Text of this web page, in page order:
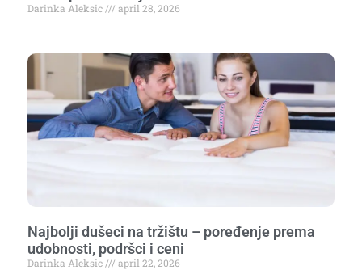
Darinka Aleksic april 28, 2026
Najbolji dušeci na tržištu – poređenje prema
udobnosti, podršci i ceni
Darinka Aleksic april 22, 2026